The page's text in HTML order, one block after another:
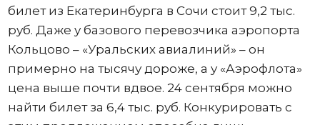
билет из Екатеринбурга в Сочи стоит 9,2 тыс.
руб. Даже у базового перевозчика аэропорта
Кольцово – «Уральских авиалиний» – он
примерно на тысячу дороже, а у «Аэрофлота»
цена выше почти вдвое. 24 сентября можно
найти билет за 6,4 тыс. руб. Конкурировать с